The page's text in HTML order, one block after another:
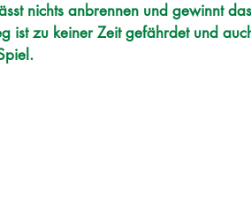
nichts anbrennen und gewinnt
ist zu keiner Zeit gefährdet und